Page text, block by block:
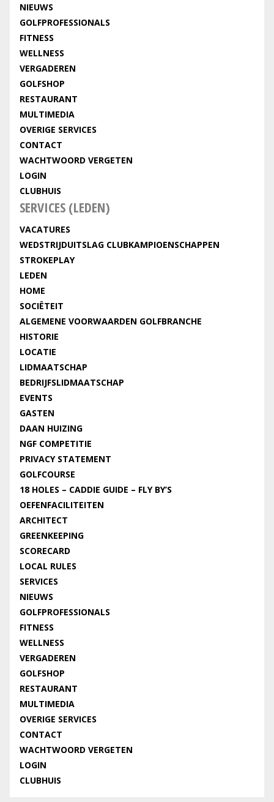
NIEUWS
GOLFPROFESSIONALS
FITNESS
WELLNESS
VERGADEREN
GOLFSHOP
RESTAURANT
MULTIMEDIA
OVERIGE SERVICES
CONTACT
WACHTWOORD VERGETEN
LOGIN
CLUBHUIS
SERVICES (LEDEN)
VACATURES
WEDSTRIJDUITSLAG CLUBKAMPIOENSCHAPPEN
STROKEPLAY
LEDEN
HOME
SOCIËTEIT
ALGEMENE VOORWAARDEN GOLFBRANCHE
HISTORIE
LOCATIE
LIDMAATSCHAP
BEDRIJFSLIDMAATSCHAP
EVENTS
GASTEN
DAAN HUIZING
NGF COMPETITIE
PRIVACY STATEMENT
GOLFCOURSE
18 HOLES – CADDIE GUIDE – FLY BY’S
OEFENFACILITEITEN
ARCHITECT
GREENKEEPING
SCORECARD
LOCAL RULES
SERVICES
NIEUWS
GOLFPROFESSIONALS
FITNESS
WELLNESS
VERGADEREN
GOLFSHOP
RESTAURANT
MULTIMEDIA
OVERIGE SERVICES
CONTACT
WACHTWOORD VERGETEN
LOGIN
CLUBHUIS